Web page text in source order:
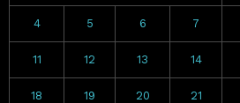
4 5 6 7
11 12 13 14
18 19 20 21